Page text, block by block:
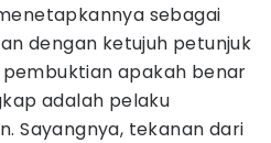
sebagai
dengan ketujuh petunjuk
apakah benar
adalah pelaku
Sayangnya, tekanan dari